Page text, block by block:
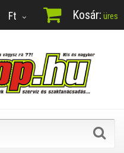
Ft Kosár: üres